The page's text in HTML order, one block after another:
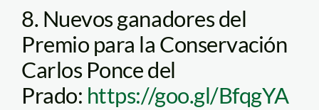
8. Nuevos ganadores del
Premio para la Conservación
Carlos Ponce del
Prado: https://goo.gl/BfqgYA